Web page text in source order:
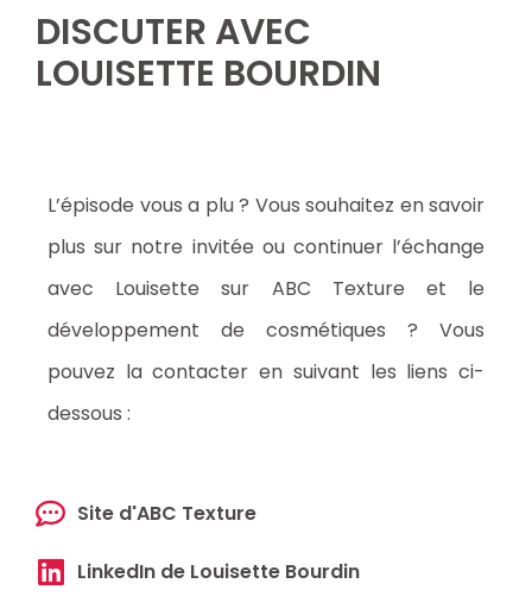
DISCUTER AVEC
LOUISETTE BOURDIN
L’épisode vous a plu ? Vous souhaitez en savoir
plus sur notre invitée ou continuer l’échange
avec Louisette sur ABC Texture et le
développement de cosmétiques ? Vous
pouvez la contacter en suivant les liens ci-
dessous :
Site d'ABC Texture
LinkedIn de Louisette Bourdin